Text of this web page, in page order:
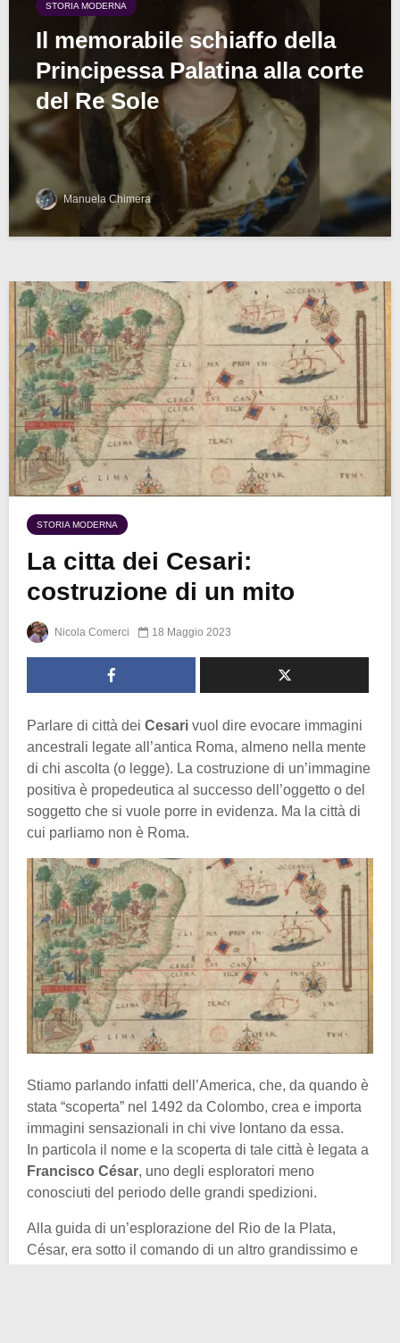
STORIA MODERNA
Il memorabile schiaffo della
Principessa Palatina alla corte
del Re Sole
Manuela Chimera
STORIA MODERNA
La citta dei Cesari:
costruzione di un mito
Nicola Comerci 18 Maggio 2023
Parlare di città dei Cesari vuol dire evocare immagini
ancestrali legate all’antica Roma, almeno nella mente
di chi ascolta (o legge). La costruzione di un’immagine
positiva è propedeutica al successo dell’oggetto o del
soggetto che si vuole porre in evidenza. Ma la città di
cui parliamo non è Roma.
Stiamo parlando infatti dell’America, che, da quando è
stata “scoperta” nel 1492 da Colombo, crea e importa
immagini sensazionali in chi vive lontano da essa.
In particola il nome e la scoperta di tale città è legata a
Francisco César, uno degli esploratori meno
conosciuti del periodo delle grandi spedizioni.
Alla guida di un’esplorazione del Rio de la Plata,
César, era sotto il comando di un altro grandissimo e